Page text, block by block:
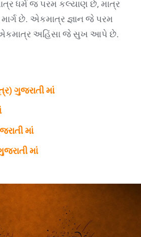
ધર્મ જ પરમ કલ્યાણ છે, માત્ર
માર્ગ છે. એકમાત્ર જ્ઞાન જે પરમ
અહિંસા જે સુખ આપે છે.
ગુજરાતી માં
માં
માં